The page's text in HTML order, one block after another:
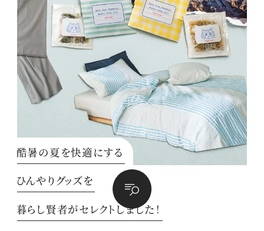
酷暑の夏を快適にする
ひんやりグッズを
暮らし賢者がセレクトしました！